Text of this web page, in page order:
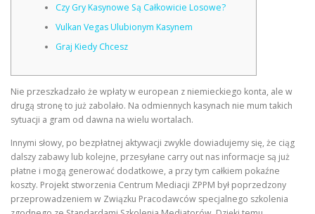
Czy Gry Kasynowe Są Całkowicie Losowe?
Vulkan Vegas Ulubionym Kasynem
Graj Kiedy Chcesz
Nie przeszkadzało że wpłaty w european z niemieckiego konta, ale w
drugą stronę to już zabolało. Na odmiennych kasynach nie mum takich
sytuacji a gram od dawna na wielu wortalach.
Innymi słowy, po bezpłatnej aktywacji zwykle dowiadujemy się, że ciąg
dalszy zabawy lub kolejne, przesyłane carry out nas informacje są już
płatne i mogą generować dodatkowe, a przy tym całkiem pokaźne
koszty. Projekt stworzenia Centrum Mediacji ZPPM był poprzedzony
przeprowadzeniem w Związku Pracodawców specjalnego szkolenia